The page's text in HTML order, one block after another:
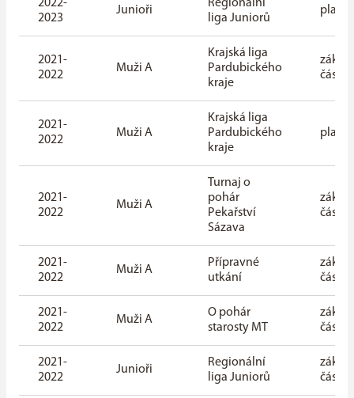
2022-
2023
Junioři
Regionální
liga Juniorů
2021-
2022
Muži A
Krajská liga
Pardubického
kraje
část
2021-
2022
Muži A
Krajská liga
Pardubického
kraje
2021-
2022
Muži A
Turnaj o
pohár
Pekařství
Sázava
část
2021-
2022
Muži A
Přípravné
utkání
část
2021-
2022
Muži A
O pohár
starosty MT
část
2021-
2022
Junioři
Regionální
liga Juniorů
část